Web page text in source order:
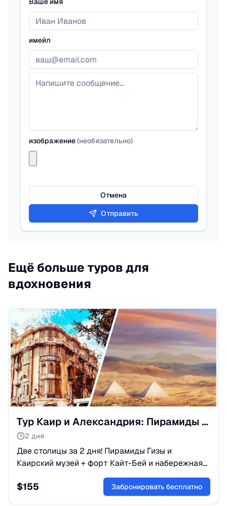
имейл
изображение(необязательно)
Отмена
Отправить
Ещё больше туров для
вдохновения
Тур Каир и Александрия: Пирамиды и море за 2 дня
2 дня
Две столицы за 2 дня! Пирамиды Гизы и
Каирский музей + форт Кайт-Бей и набережная
Александрии. Отель и гид включены. Увидьте
всё лучшее в Египте. Бронируйте!
$155 Забронировать бесплатно